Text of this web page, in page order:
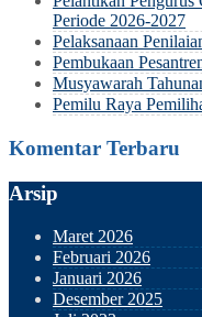
Periode 2026-2027
Pelaksanaan
Pembukaan
Musyawarah
Pemilu Raya
Komentar Terbaru
Arsip
Maret 2026
Februari 2026
Januari 2026
Desember 2025